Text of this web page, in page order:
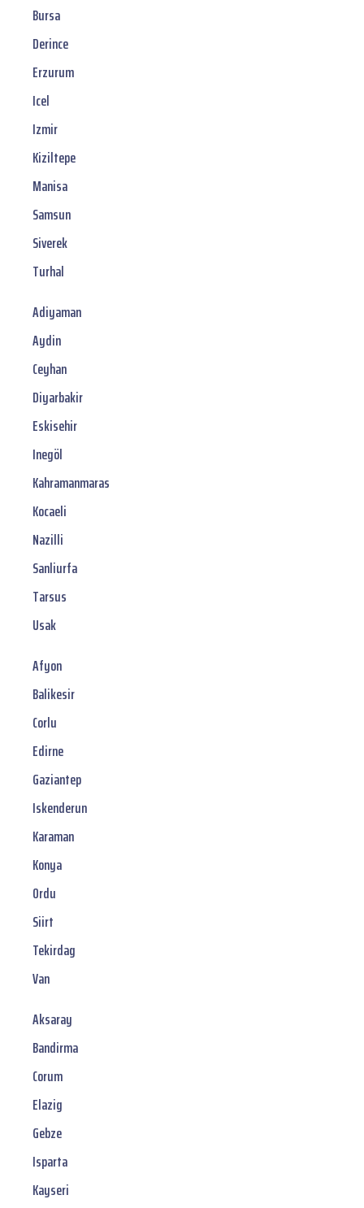
Bursa
Derince
Erzurum
Icel
Izmir
Kiziltepe
Manisa
Samsun
Siverek
Turhal
Adiyaman
Aydin
Ceyhan
Diyarbakir
Eskisehir
Inegöl
Kahramanmaras
Kocaeli
Nazilli
Sanliurfa
Tarsus
Usak
Afyon
Balikesir
Corlu
Edirne
Gaziantep
Iskenderun
Karaman
Konya
Ordu
Siirt
Tekirdag
Van
Aksaray
Bandirma
Corum
Elazig
Gebze
Isparta
Kayseri